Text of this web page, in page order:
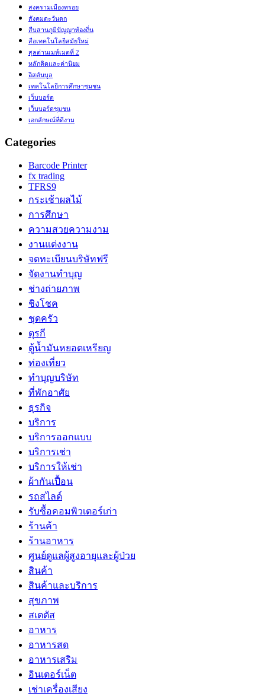
สงครามเมืองทรอย
สังคมตะวันตก
สืบสานภูมิปัญญาท้องถิ่น
สื่อเทคโนโลยีสมัยใหม่
สุลต่านเมห์เมตที่ 2
หลักคิดและค่านิยม
อิสตันบูล
เทคโนโลยีการศึกษาชุมชน
เว็บบอร์ด
เว็บบอร์ดชุมชน
เอกลักษณ์ที่ดีงาม
Categories
Barcode Printer
fx trading
TFRS9
กระเช้าผลไม้
การศึกษา
ความสวยความงาม
งานแต่งงาน
จดทะเบียนบริษัทฟรี
จัดงานทำบุญ
ช่างถ่ายภาพ
ชิงโชค
ชุดครัว
ตุรกี
ตู้น้ำมันหยอดเหรียญ
ท่องเที่ยว
ทำบุญบริษัท
ที่พักอาศัย
ธุรกิจ
บริการ
บริการออกแบบ
บริการเช่า
บริการให้เช่า
ผ้ากันเปื้อน
รถสไลด์
รับซื้อคอมพิวเตอร์เก่า
ร้านค้า
ร้านอาหาร
ศูนย์ดูแลผู้สูงอายุและผู้ป่วย
สินค้า
สินค้าและบริการ
สุขภาพ
สเตตัส
อาหาร
อาหารสด
อาหารเสริม
อินเตอร์เน็ต
เช่าเครื่องเสียง